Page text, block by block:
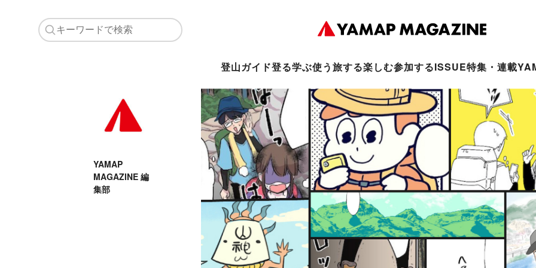
登山ガイド登る学ぶ使う旅する楽しむ参加するISSUE特集・連載
YAMAP
MAGAZINE 編
集部